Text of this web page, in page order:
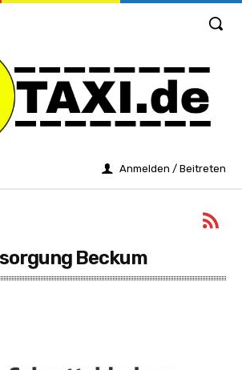
Anmelden / Beitreten
Beckum